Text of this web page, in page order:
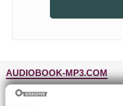
AUDIOBOOK-MP3.COM
Главная